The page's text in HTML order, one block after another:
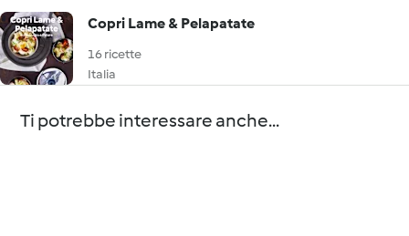
Copri Lame & Pelapatate
16 ricette
Italia
Ti potrebbe interessare anche...